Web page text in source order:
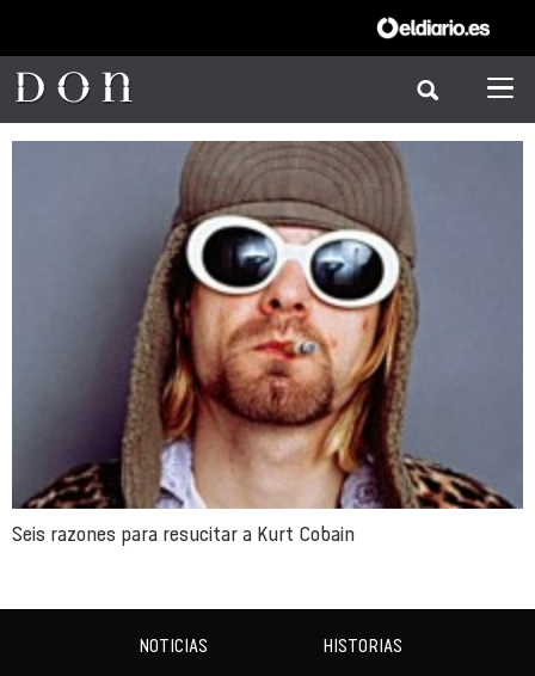
Seis razones para resucitar a Kurt Cobain
NOTICIAS HISTORIAS